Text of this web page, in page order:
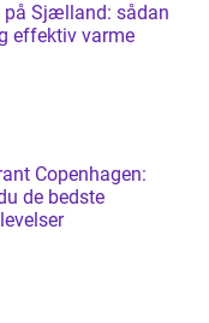
på Sjælland: sådan
effektiv varme
Copenhagen:
de bedste